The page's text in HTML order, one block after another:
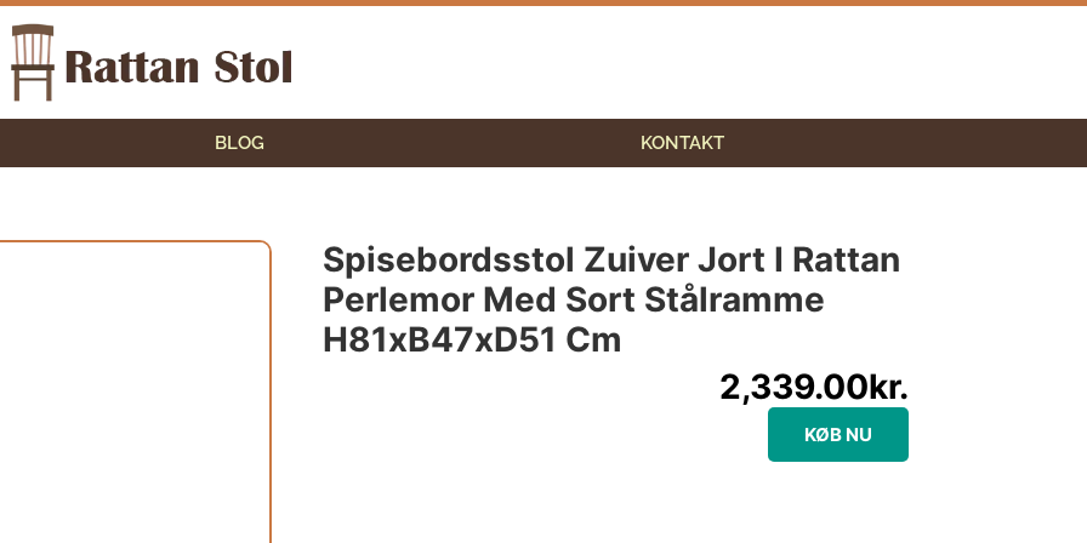
BLOG KONTAKT
Spisebordsstol Zuiver Jort I Rattan
Perlemor Med Sort Stålramme
H81xB47xD51 Cm
2,339.00kr.
KØB NU